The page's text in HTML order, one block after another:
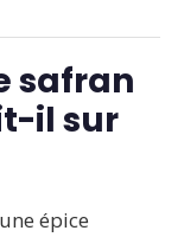
safran
il sur
épice